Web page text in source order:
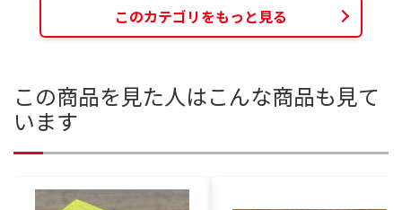
このカテゴリをもっと見る
この商品を見た人はこんな商品も見て
います